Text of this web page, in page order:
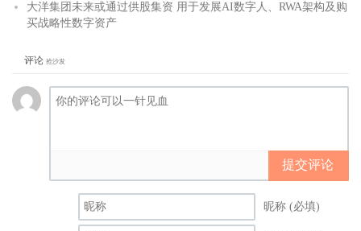
大洋集团未来或通过供股集资 用于发展AI数字人、RWA架构及购
买战略性数字资产
评论 抢沙发
提交评论
昵称 (必填)